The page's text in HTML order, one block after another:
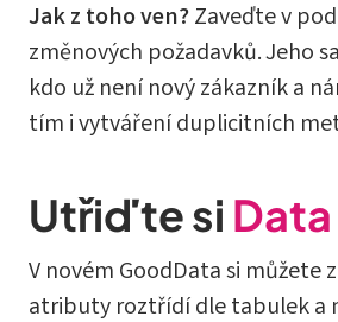
Jak z toho ven?Zaveďte v
změnových požadavků. Jeho
kdo už není nový zákazník a
tím i vytváření duplicitních
Utřiďte si
V novém GoodData si
atributy roztřídí dle tabulek a